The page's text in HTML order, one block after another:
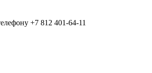
+7 812 401-64-11